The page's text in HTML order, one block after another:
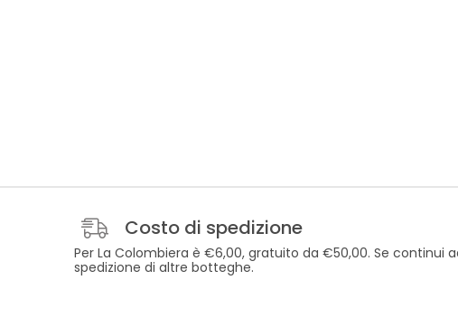
Costo di spedizione
Per La Colombiera è €6,00, gratuito da €50,00. Se continui
spedizione di altre botteghe.